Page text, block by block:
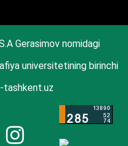
Gerasimov nomidagi
universitetining birinchi
tashkent.uz